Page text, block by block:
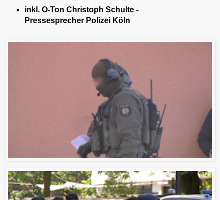
inkl. O-Ton Christoph Schulte -
Pressesprecher Polizei Köln